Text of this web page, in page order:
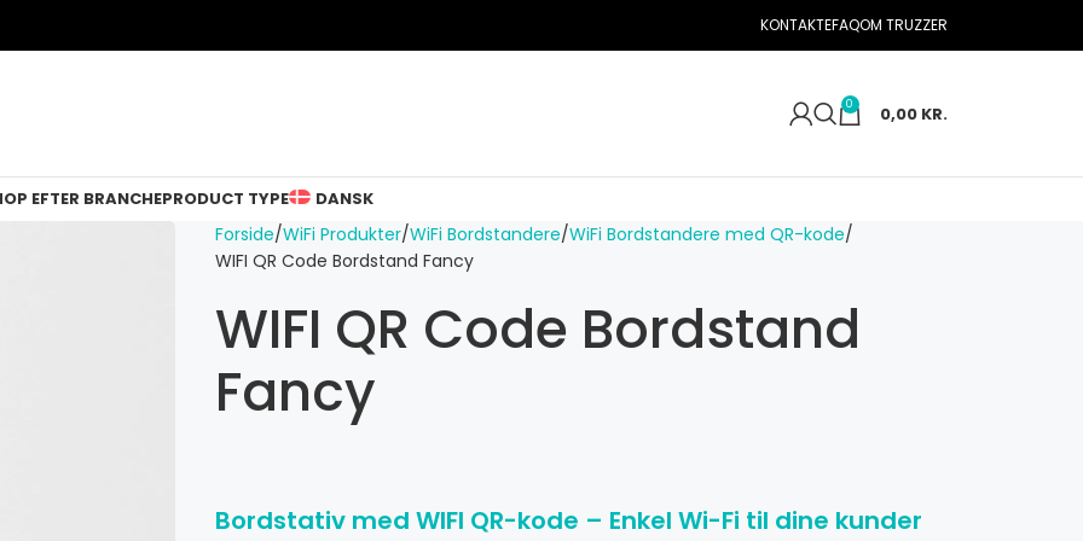
KONTAKTEFAQOM TRUZZER
0 0,00 KR.
EFTER BRANCHEPRODUCT TYPE DANSK
Forside WiFi Produkter WiFi Bordstandere WiFi Bordstandere med QR-kode
WIFI QR Code Bordstand Fancy
WIFI QR Code Bordstand
Fancy
Bordstativ med WIFI QR-kode – Enkel Wi-Fi til dine kunder